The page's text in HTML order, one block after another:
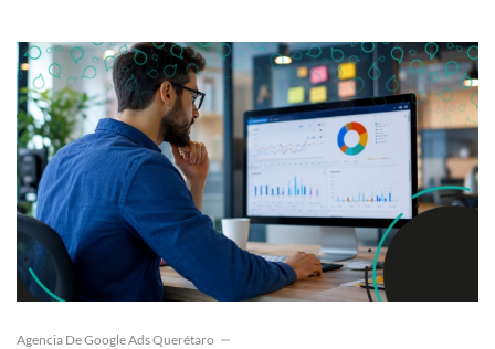
Agencia De Google Ads Querétaro